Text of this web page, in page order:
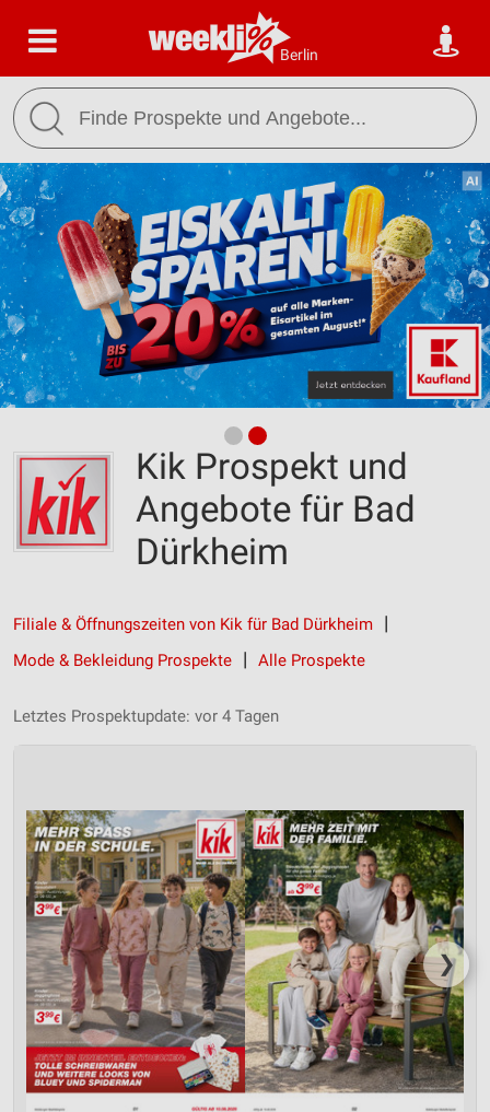
Berlin
Kik Prospekt und
Angebote für Bad
Dürkheim
Filiale & Öffnungszeiten von Kik für Bad Dürkheim
Mode & Bekleidung Prospekte
Alle Prospekte
Letztes Prospektupdate: vor 4 Tagen
❯